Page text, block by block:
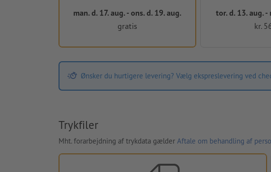
man. d. 17. aug. - ons. d. 19. aug.
gratis
tor. d. 13. aug. -
kr.
Ønsker du hurtigere levering? Vælg ekspreslevering ved
Trykfiler
Mht. forarbejdning af trykdata gælder Aftale om behandling af